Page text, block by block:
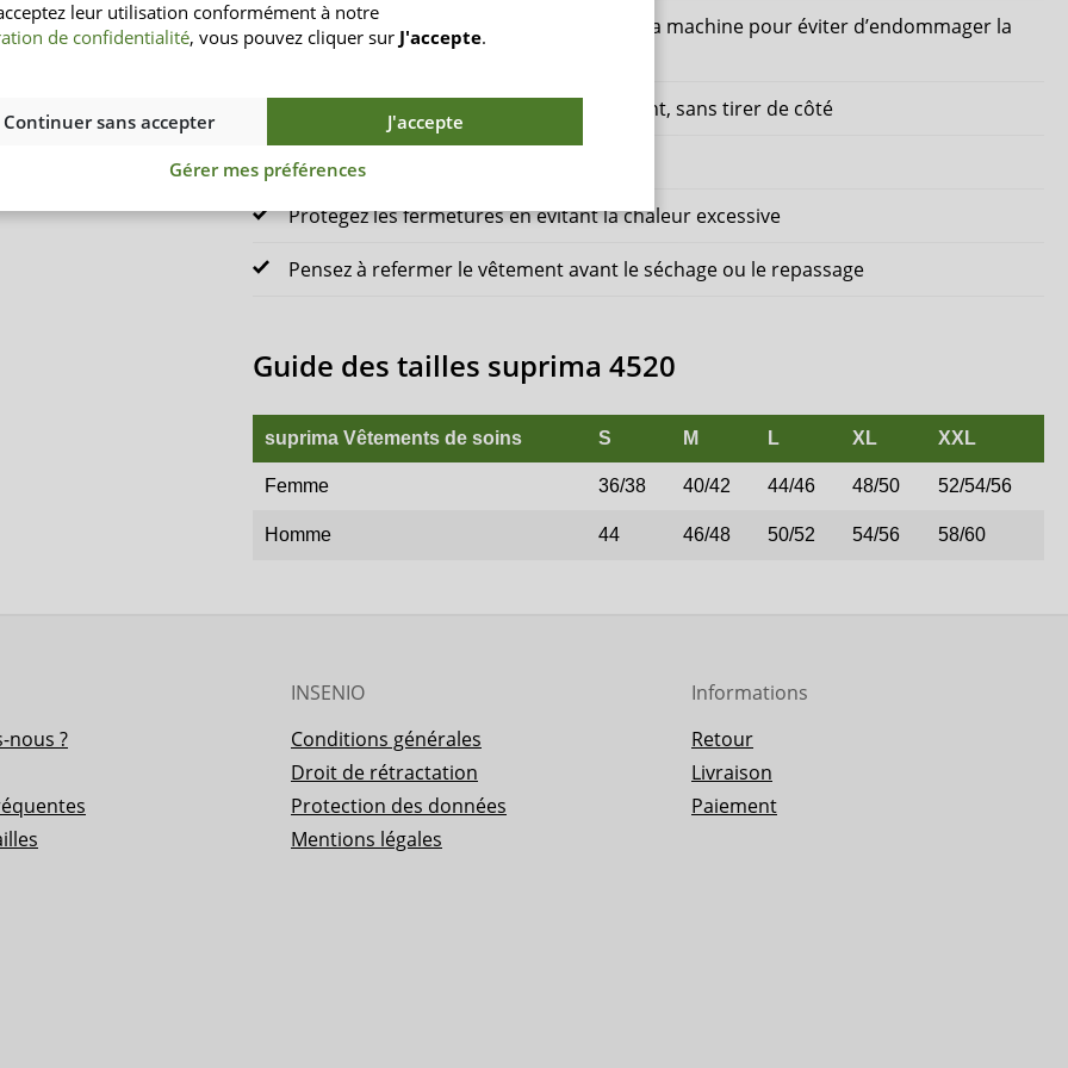
Ne mettez pas le vêtement ouvert dans la machine pour éviter d’endommager la
fermeture
Ouvrez et fermez la fermeture doucement, sans tirer de côté
Évitez de forcer lors de l’enfilage
Protégez les fermetures en évitant la chaleur excessive
Pensez à refermer le vêtement avant le séchage ou le repassage
Guide des tailles suprima 4520
suprima Vêtements de soins S M L XL XXL
Femme 36/38 40/42 44/46 48/50 52/54/56
Homme 44 46/48 50/52 54/56 58/60
nous ?
INSENIO
Conditions générales
Droit de rétractation
Protection des données
Mentions légales
Informations
Retour
Livraison
Paiement
leur utilisation conformément à notre
de confidentialité, vous pouvez cliquer sur J'accepte.
Continuer sans accepter
J'accepte
Gérer mes préférences